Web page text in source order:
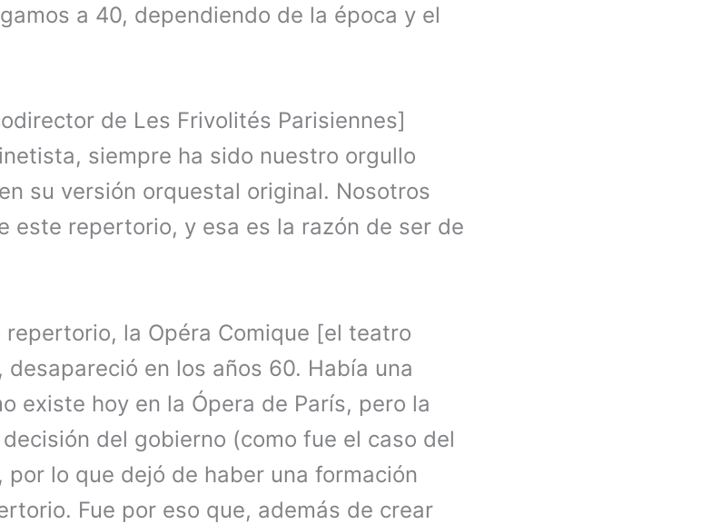
a 40, dependiendo de la época y el
de Les Frivolités Parisiennes]
siempre ha sido nuestro orgullo
su versión orquestal original. Nosotros
este repertorio, y esa es la razón de ser de
la Opéra Comique [el teatro
en los años 60. Había una
existe hoy en la Ópera de París, pero la
del gobierno (como fue el caso del
lo que dejó de haber una formación
Fue por eso que, además de crear